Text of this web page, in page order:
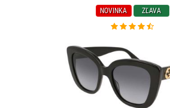
NOVINKA ZĽAVA